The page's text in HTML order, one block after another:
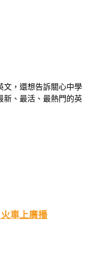
文，還想告訴關心中學
新、最活、最熱門的英
車上廣播